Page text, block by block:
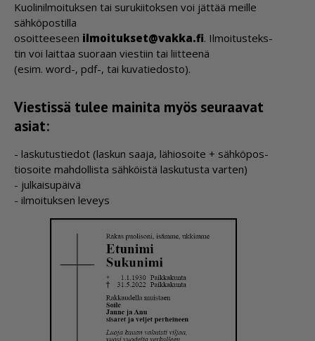
Kuo­li­nil­moi­tuk­sen tai su­ru­kii­tok­sen voi jät­tää meil­le
säh­kö­pos­til­la
osoit­tee­seen il­moi­tuk­set@vak­ka.fi. Il­moi­tus­teks­
tin voi lait­taa suo­raan vies­tiin tai liit­tee­nä
(esim. word-, pdf-, tai ku­va­tie­dos­to).
Viestissä tulee mainita myös seuraavat
asiat:
- las­ku­tus­tie­dot (las­kun saa­ja, lä­hi­o­soi­te + säh­kö­pos­
ti­o­soi­te mah­dol­lis­ta säh­köis­tä las­ku­tus­ta var­ten)
- jul­kai­su­päi­vä
- il­moi­tuk­sen le­veys